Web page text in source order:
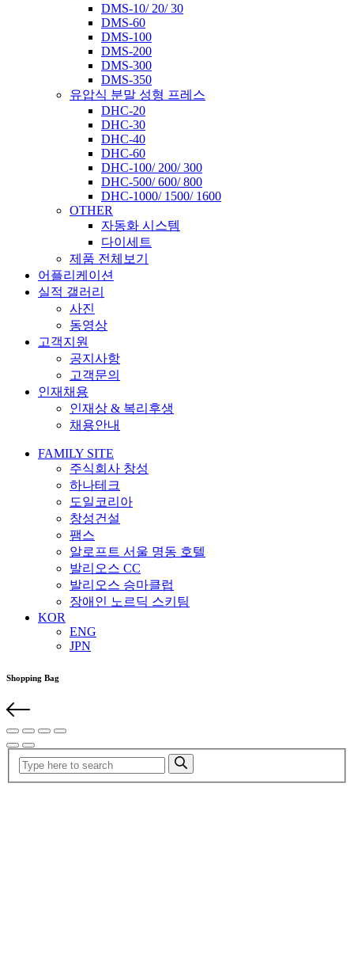
DMS-10/ 20/ 30
DMS-60
DMS-100
DMS-200
DMS-300
DMS-350
유압식 분말 성형 프레스
DHC-20
DHC-30
DHC-40
DHC-60
DHC-100/ 200/ 300
DHC-500/ 600/ 800
DHC-1000/ 1500/ 1600
OTHER
자동화 시스템
다이세트
제품 전체보기
어플리케이션
실적 갤러리
사진
동영상
고객지원
공지사항
고객문의
인재채용
인재상 & 복리후생
채용안내
FAMILY SITE
주식회사 창성
하나테크
도일코리아
창성건설
팸스
알로프트 서울 명동 호텔
발리오스 CC
발리오스 승마클럽
장애인 노르딕 스키팀
KOR
ENG
JPN
Shopping Bag